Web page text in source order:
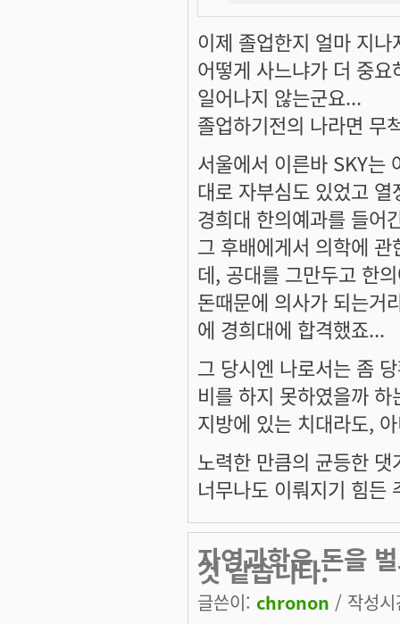
이제 졸업한지 얼마 지
어떻게 사느냐가 더 중
일어나지 않는군요...
졸업하기전의 나라면 무
서울에서 이른바 SKY는
대로 자부심도 있었고
경희대 한의예과를 들어
그 후배에게서 의학에
데, 공대를 그만두고 한
돈때문에 의사가 되는거
에 경희대에 합격했죠...
그 당시엔 나로서는 좀
비를 하지 못하였을까
지방에 있는 치대라도,
노력한 만큼의 균등한
너무나도 이뤄지기 힘든
자연과학은 돈을
것 같습니다.
글쓴이: chronon / 작성